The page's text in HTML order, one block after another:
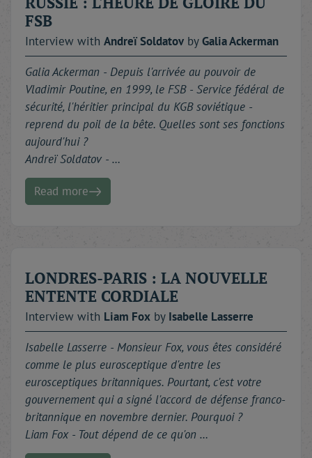
FSB
Interview with AndreïSoldatov byGaliaAckerman
Galia Ackerman - Depuis l'arrivée au pouvoir de
Vladimir Poutine, en 1999, le FSB - Service fédéral de
sécurité, l'héritier principal du KGB soviétique -
reprend du poil de la bête. Quelles sont ses fonctions
aujourd'hui ?
Andreï Soldatov - …
Read more
LONDRES-PARIS : LA NOUVELLE
ENTENTE CORDIALE
Interview with Liam Fox by Isabelle Lasserre
Isabelle Lasserre - Monsieur Fox, vous êtes considéré
comme le plus eurosceptique d'entre les
eurosceptiques britanniques. Pourtant, c'est votre
gouvernement qui a signé l'accord de défense franco-
britannique en novembre dernier. Pourquoi ?
Liam Fox - Tout dépend de ce qu'on …